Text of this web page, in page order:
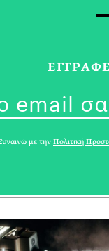
με την Πολιτική